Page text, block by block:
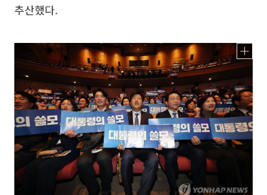
추산했다.